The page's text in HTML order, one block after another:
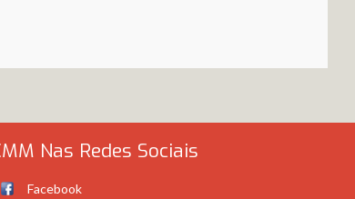
Nas Redes Sociais
Facebook